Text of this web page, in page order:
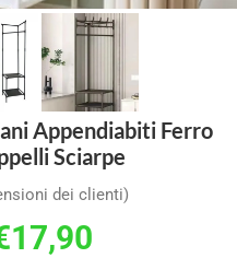
Appendiabiti Ferro
Sciarpe
dei clienti)
17,90